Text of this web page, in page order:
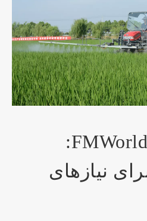
سری اسپری FMWorld:
نیازهای